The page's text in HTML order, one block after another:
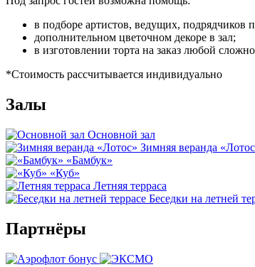
в подборе артистов, ведущих, подрядчиков
дополнительном цветочном декоре в зал;
в изготовлении торта на заказ любой
*Стоимость рассчитывается индивидуально
Залы
Основной зал
Зимняя веранда
«Бамбук»
«Куб»
Летняя терраса
Беседки на летней
Партнёры